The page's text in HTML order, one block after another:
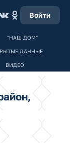
Войти
"НАШ ДОМ"
ДАННЫЕ
ВИДЕО